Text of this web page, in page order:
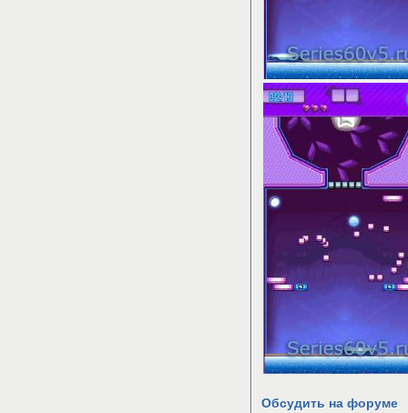
Обсудить на форуме